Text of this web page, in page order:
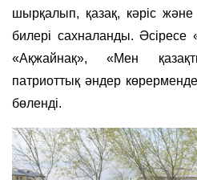
шырқалып, қазақ, кәріс
билері сахналанды. Әсіресе
«Ақжайнақ», «Мен
патриоттық әндер
бөленді.